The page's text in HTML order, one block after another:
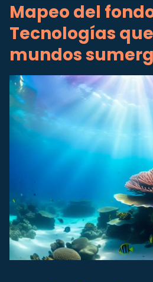
Mapeo del
Tecnologías
mundos